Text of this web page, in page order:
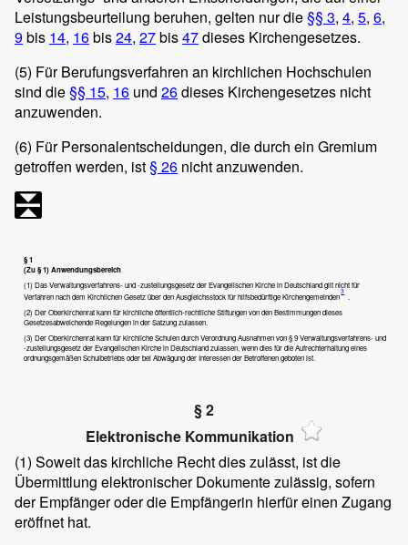
Leistungsbeurteilung beruhen, gelten nur die§§ 3, 4, 5, 6,
9bis 14, 16bis24, 27bis47dieses Kirchengesetzes.
(5) Für Berufungsverfahren an kirchlichen Hochschulen
sind die§§ 15, 16 und 26dieses Kirchengesetzes nicht
anzuwenden.
(6) Für Personalentscheidungen, die durch ein Gremium
getroffen werden, ist§ 26 nicht anzuwenden.
§ 1
(Zu § 1) Anwendungsbereich
(1) Das Verwaltungsverfahrens- und -zustellungsgesetz der Evangelischen Kirche in Deutschland gilt nicht für
Verfahren nach dem Kirchlichen Gesetz über den Ausgleichsstock für hilfsbedürftige Kirchengemeinden
3
(2) Der Oberkirchenrat kann für kirchliche öffentlich-rechtliche Stiftungen von den Bestimmungen dieses
Gesetzesabweichende Regelungen in der Satzung zulassen.
(3) Der Oberkirchenrat kann für kirchliche Schulen durch Verordnung Ausnahmen von § 9 Verwaltungsverfahrens- und
-zustellungsgesetz der Evangelischen Kirche in Deutschland zulassen, wenn dies für die Aufrechterhaltung eines
ordnungsgemäßen Schulbetriebs oder bei Abwägung der Interessen der Betroffenen geboten ist.
§ 2
Elektronische Kommunikation
(1) Soweit das kirchliche Recht dies zulässt, ist die
Übermittlung elektronischer Dokumente zulässig, sofern
der Empfänger oder die Empfängerin hierfür einen Zugang
eröffnet hat.